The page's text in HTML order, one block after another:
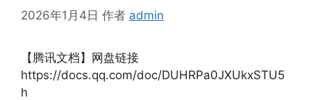
2026年1月4日 作者 admin
【腾讯文档】网盘链接
https://docs.qq.com/doc/DUHRPa0JXUkxSTU5
h